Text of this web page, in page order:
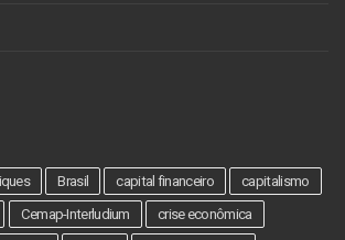
Brasil capital financeiro
capitalismo
Cemap-Interludium
crise econômica